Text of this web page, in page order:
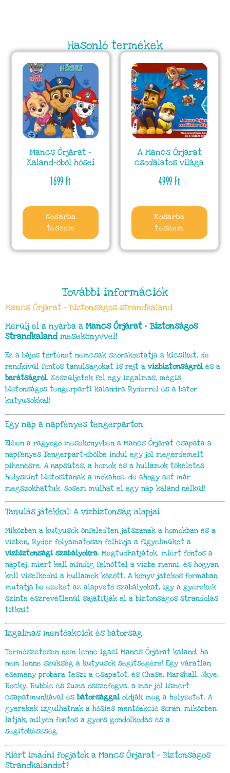
Hasonló termékek
Mancs Őrjárat –
Kaland-öböl hősei
1699Ft
Kosárba
teszem
A Mancs Őrjárat
csodálatos világa
4999Ft
Kosárba
teszem
További információk
Mancs Őrjárat – Biztonságos strandkaland
Merülj el a nyárba a Mancs Őrjárat – Biztonságos
Strandkaland mesekönyvvel!
Ez a bájos történet nemcsak szórakoztatja a kicsiket, de
rendkívül fontos tanulságokat is rejt avízbiztonságról és a
barátságról. Készüljetek fel egy izgalmas, mégis
biztonságos tengerparti kalandra Ryderrel és a bátor
kutyusokkal!
Egy nap a napfényes tengerparton
Ebben a ragyogó mesekönyvben a Mancs Őrjárat csapata a
napfényes Tengerpart-öbölbe indul egy jól megérdemelt
pihenésre. A napsütés, a homok és a hullámok tökéletes
helyszínt biztosítanak a mókához, de ahogy azt már
megszokhattuk, sosem múlhat el egy nap kaland nélkül!
Tanulás játékkal: A vízbiztonság alapjai
Miközben a kutyusok önfeledten játszanak a homokban és a
vízben, Ryder folyamatosan felhívja a figyelmüket a
vízbiztonsági szabályokra. Megtudhatjátok, miért fontos a
naptej, miért kell mindig felnőttel a vízbe menni, és hogyan
kell viselkedni a hullámok között. A könyv játékos formában
mutatja be ezeket az alapvető szabályokat, így a gyerekek
szinte észrevétlenül sajátítják el a biztonságos strandolás
titkait.
Izgalmas mentőakciók és bátorság
Természetesen nem lenne igazi Mancs Őrjárat kaland, ha
nem lenne szükség a kutyusok segítségére! Egy váratlan
esemény próbára teszi a csapatot, és Chase, Marshall, Skye,
Rocky, Rubble és Zuma összefogva, a már jól ismert
csapatmunkával ésbátorsággal oldják meg a helyzetet. A
gyerekek izgulhatnak a hősies mentőakció során, miközben
látják, milyen fontos a gyors gondolkodás és a
segítőkészség.
Miért imádni fogjátok a Mancs Őrjárat – Biztonságos
Strandkalandot?